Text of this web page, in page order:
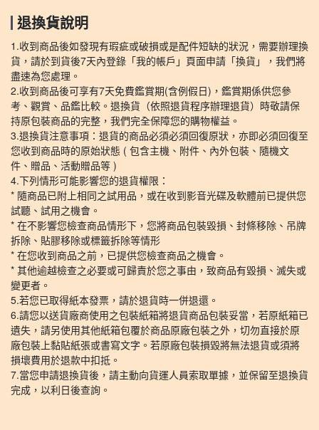
退換貨說明
1.收到商品後如發現有瑕疵或破損或是配件短缺的狀況，需要辦理換
貨，請於到貨後7天內登錄「我的帳戶」頁面申請「換貨」，我們將
盡速為您處理。
2.收到商品後可享有7天免費鑑賞期(含例假日)，鑑賞期係供您參
考、觀賞、品鑑比較。退換貨（依照退貨程序辦理退貨）時敬請保
持原包裝商品的完整，我們完全保障您的購物權益。
3.退換貨注意事項：退貨的商品必須必須回復原狀，亦即必須回復至
您收到商品時的原始狀態 ( 包含主機、附件、內外包裝、隨機文
件、贈品、活動贈品等 )
4.下列情形可能影響您的退貨權限：
* 隨商品已附上相同之試用品，或在收到影音光碟及軟體前已提供您
試聽、試用之機會。
* 在不影響您檢查商品情形下，您將商品包裝毀損、封條移除、吊牌
拆除、貼膠移除或標籤拆除等情形
* 在您收到商品之前，已提供您檢查商品之機會。
* 其他逾越檢查之必要或可歸責於您之事由，致商品有毀損、滅失或
變更者。
5.若您已取得紙本發票，請於退貨時一併退還。
6.請您以送貨廠商使用之包裝紙箱將退貨商品包裝妥當，若原紙箱已
遺失，請另使用其他紙箱包覆於商品原廠包裝之外，切勿直接於原
廠包裝上黏貼紙張或書寫文字。若原廠包裝損毀將無法退貨或須將
損壞費用於退款中扣抵。
7.當您申請退換貨後，請主動向貨運人員索取單據，並保留至退換貨
完成，以利日後查詢。